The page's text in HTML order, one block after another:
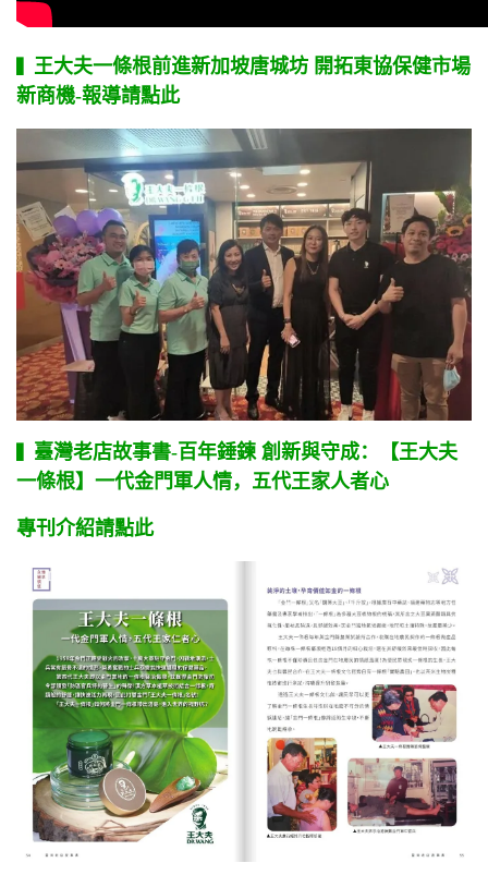
王大夫一條根前進新加坡唐城坊 開拓東協保健市場
新商機-報導請點此
臺灣老店故事書-百年錘鍊 創新與守成：【王大夫
一條根】一代金門軍人情，五代王家人者心
專刊介紹請點此